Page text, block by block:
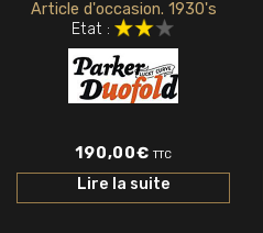
Article d'occasion. 1930's
Etat :
190,00€ TTC
Lire la suite